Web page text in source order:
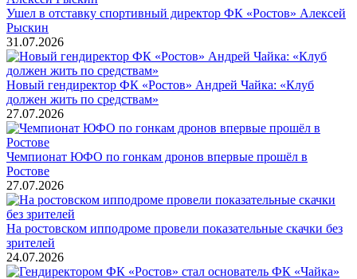
Ушел в отставку спортивный директор ФК «Ростов» Алексей
Рыскин
31.07.2026
Новый гендиректор ФК «Ростов» Андрей Чайка: «Клуб
должен жить по средствам»
27.07.2026
Чемпионат ЮФО по гонкам дронов впервые прошёл в
Ростове
27.07.2026
На ростовском ипподроме провели показательные скачки без
зрителей
24.07.2026